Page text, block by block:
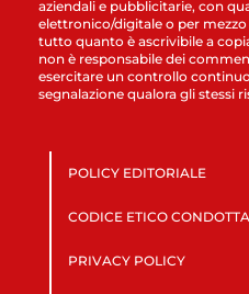
aziendali e pubblicitarie, con
elettronico/digitale o per
tutto quanto è ascrivibile a
non è responsabile dei
esercitare un controllo
segnalazione qualora gli stessi
POLICY EDITORIALE
CODICE ETICO CONDOTTA
PRIVACY POLICY